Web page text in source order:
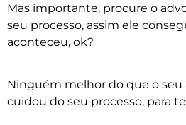
Mas importante, procure o
seu processo, assim ele
aconteceu, ok?
Ninguém melhor do que o seu
cuidou do seu processo, para